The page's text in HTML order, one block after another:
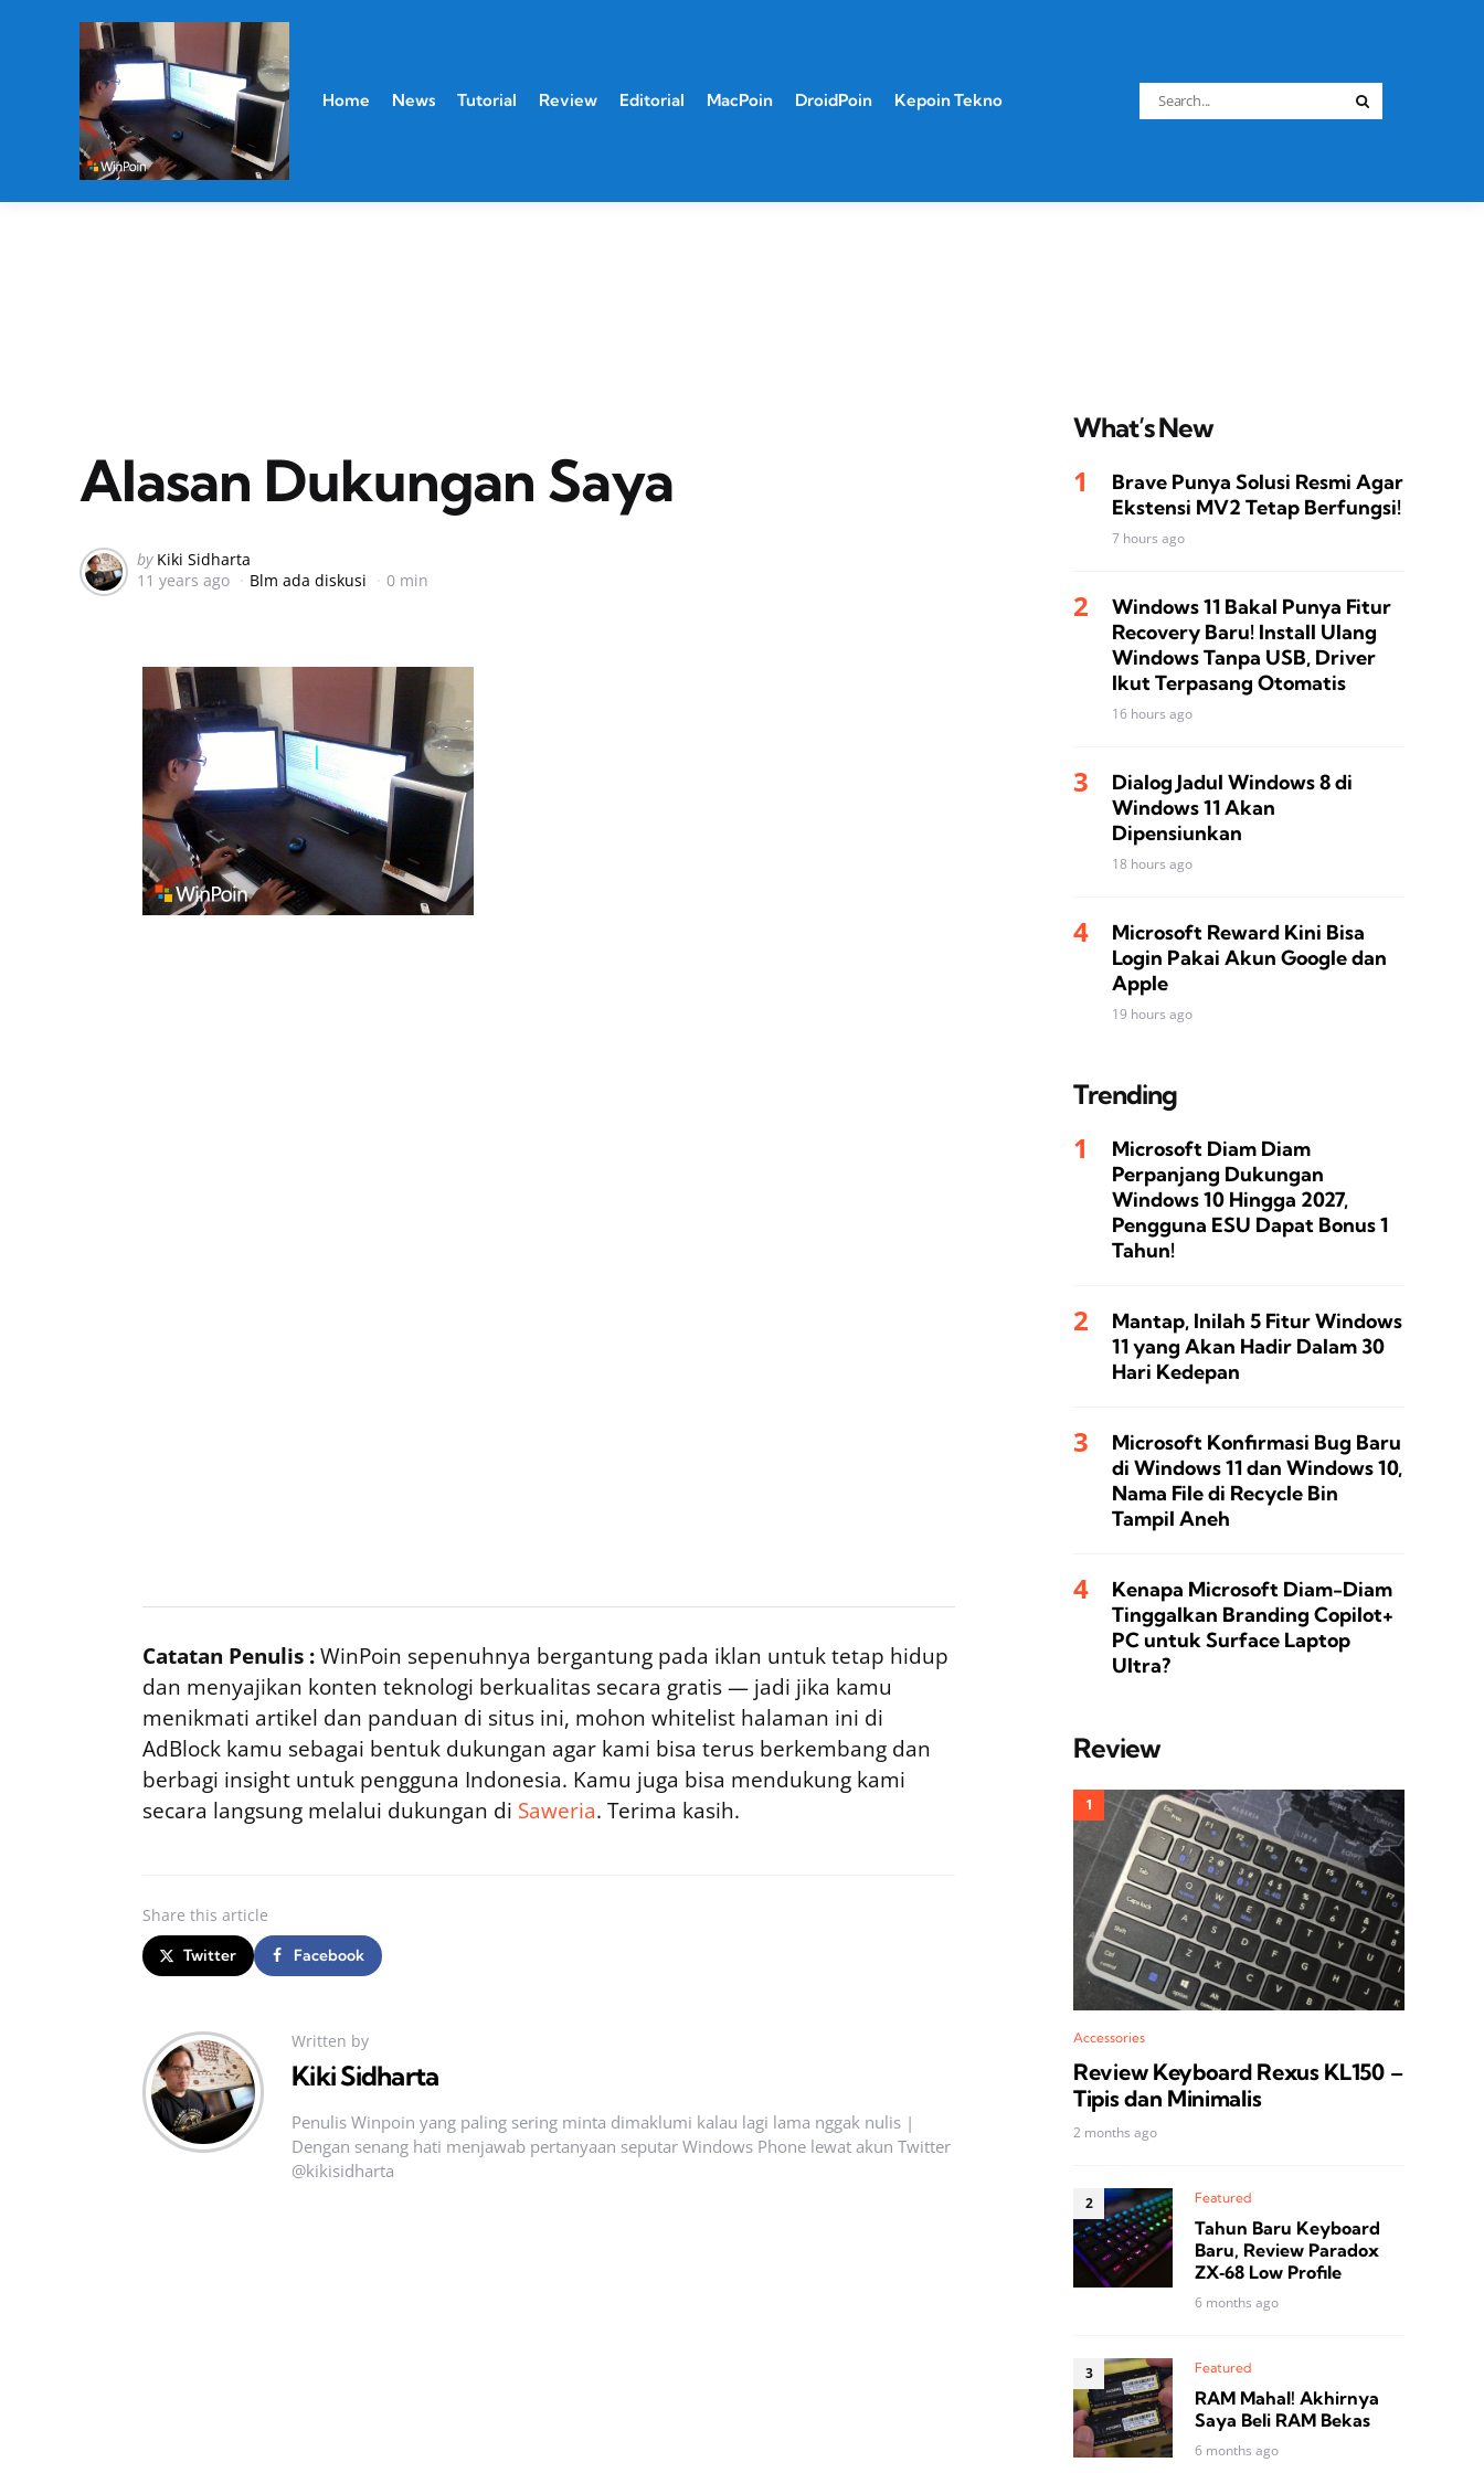
Home News Tutorial Review Editorial MacPoin DroidPoin Kepoin Tekno
Search
for:
Alasan Dukungan Saya
Posted
by
by Kiki Sidharta
11 years ago
Blm ada diskusi 0 min
Catatan Penulis :WinPoin sepenuhnya bergantung pada iklan untuk tetap hidup
dan menyajikan konten teknologi berkualitas secara gratis — jadi jika kamu
menikmati artikel dan panduan di situs ini, mohon whitelist halaman ini di
AdBlock kamu sebagai bentuk dukungan agar kami bisa terus berkembang dan
berbagi insight untuk pengguna Indonesia. Kamu juga bisa mendukung kami
secara langsung melalui dukungan di Saweria. Terima kasih.
Share this article
Twitter Facebook
Written by
Kiki Sidharta
Penulis Winpoin yang paling sering minta dimaklumi kalau lagi lama nggak nulis |
Dengan senang hati menjawab pertanyaan seputar Windows Phone lewat akun Twitter
@kikisidharta
What’s New
Brave Punya Solusi Resmi Agar
Ekstensi MV2 Tetap Berfungsi!
7 hours ago
Windows 11 Bakal Punya Fitur
Recovery Baru! Install Ulang
Windows Tanpa USB, Driver
Ikut Terpasang Otomatis
16 hours ago
Dialog Jadul Windows 8 di
Windows 11 Akan
Dipensiunkan
18 hours ago
Microsoft Reward Kini Bisa
Login Pakai Akun Google dan
Apple
19 hours ago
Trending
Microsoft Diam Diam
Perpanjang Dukungan
Windows 10 Hingga 2027,
Pengguna ESU Dapat Bonus 1
Tahun!
Mantap, Inilah 5 Fitur Windows
11 yang Akan Hadir Dalam 30
Hari Kedepan
Microsoft Konfirmasi Bug Baru
di Windows 11 dan Windows 10,
Nama File di Recycle Bin
Tampil Aneh
Kenapa Microsoft Diam-Diam
Tinggalkan Branding Copilot+
PC untuk Surface Laptop
Ultra?
Review
Accessories
Review Keyboard Rexus KL150 –
Tipis dan Minimalis
2 months ago
Featured
Tahun Baru Keyboard
Baru, Review Paradox
ZX‑68 Low Profile
6 months ago
Featured
RAM Mahal! Akhirnya
Saya Beli RAM Bekas
6 months ago